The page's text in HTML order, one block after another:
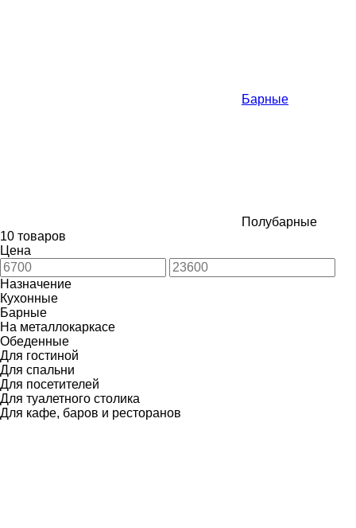
Барные
Полубарные
10 товаров
Цена
Назначение
Кухонные
Барные
На металлокаркасе
Обеденные
Для гостиной
Для спальни
Для посетителей
Для туалетного столика
Для кафе, баров и ресторанов